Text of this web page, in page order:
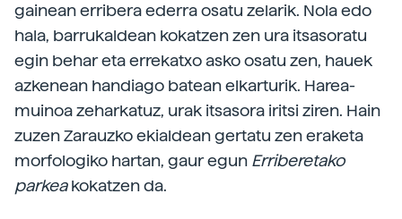
gainean erribera ederra osatu zelarik. Nola edo
hala, barrukaldean kokatzen zen ura itsasoratu
egin behar eta errekatxo asko osatu zen, hauek
azkenean handiago batean elkarturik. Harea-
muinoa zeharkatuz, urak itsasora iritsi ziren. Hain
zuzen Zarauzko ekialdean gertatu zen eraketa
morfologiko hartan, gaur egun Erriberetako
parkeakokatzen da.